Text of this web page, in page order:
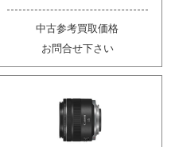
中古参考買取価格
お問合せ下さい